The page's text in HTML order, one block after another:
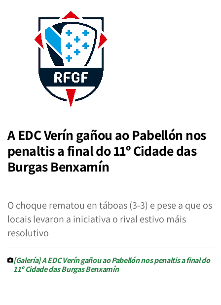
A EDC Verín gañou ao Pabellón nos
penaltis a final do 11º Cidade das
Burgas Benxamín
O choque rematou en táboas (3-3) e pese a que os
locais levaron a iniciativa o rival estivo máis
resolutivo
[Galería] A EDC Verín gañou ao Pabellón nos penaltis a final do
11º Cidade das Burgas Benxamín